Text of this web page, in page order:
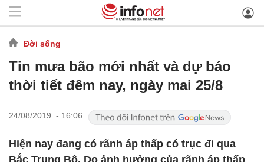
Đời sống
Tin mưa bão mới nhất và dự báo
thời tiết đêm nay, ngày mai 25/8
24/08/2019 - 16:06
Hiện nay đang có rãnh áp thấp có trục đi qua
Bắc Trung Bộ. Do ảnh hưởng của rãnh áp thấp